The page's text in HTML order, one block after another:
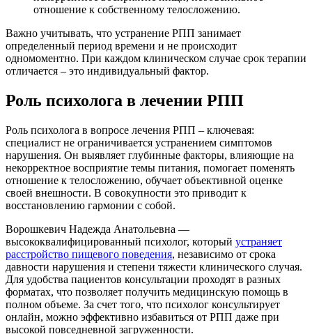
отношение к собственному телосложению.
Важно учитывать, что устранение РПП занимает
определенный период времени и не происходит
одномоментно. При каждом клиническом случае срок терапии
отличается – это индивидуальный фактор.
Роль психолога в лечении РПП
Роль психолога в вопросе лечения РПП – ключевая:
специалист не ограничивается устранением симптомов
нарушения. Он выявляет глубинные факторы, влияющие на
некорректное восприятие темы питания, помогает поменять
отношение к телосложению, обучает объективной оценке
своей внешности. В совокупности это приводит к
восстановлению гармонии с собой.
Ворошкевич Надежда Анатольевна —
высококвалифицированный психолог, который устраняет
расстройство пищевого поведения, независимо от срока
давности нарушения и степени тяжести клинического случая.
Для удобства пациентов консультации проходят в разных
форматах, что позволяет получить медицинскую помощь в
полном объеме. За счет того, что психолог консультирует
онлайн, можно эффективно избавиться от РПП даже при
высокой повседневной загруженности.